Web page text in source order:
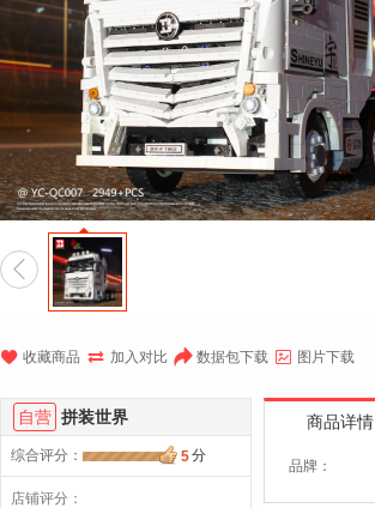

 收藏商品  加入对比  数据包下载  图片下载
商品详情
品牌：
自营 拼装世界
综合评分 ： 5分
店铺评分：